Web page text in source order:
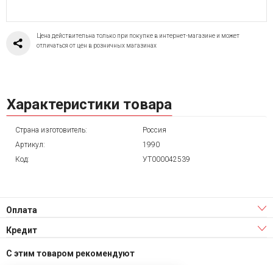
Цена действительна только при покупке в интернет-магазине и может
отличаться от цен в розничных магазинах
Характеристики товара
Страна изготовитель:
Россия
Артикул:
1990
Код:
УТ000042539
Оплата
Кредит
С этим товаром рекомендуют